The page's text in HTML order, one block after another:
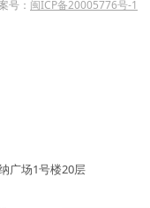
号： 闽ICP备20005776号-1
广场1号楼20层